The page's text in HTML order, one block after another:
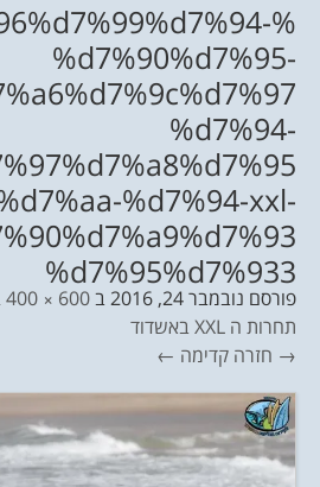
%d7%90%d7%95-
%d7%94-
%d7%94-xxl-
%d7%95%d7%933
פורסם נובמבר 24, 2016 ב600 × 400
תחרות ה XXL באשדוד
→ חזרה קדימה ←